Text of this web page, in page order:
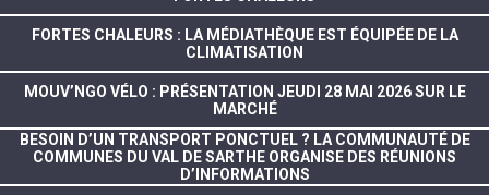
FORTES CHALEURS : LA MÉDIATHÈQUE EST ÉQUIPÉE DE LA
CLIMATISATION
MOUV’NGO VÉLO : PRÉSENTATION JEUDI 28 MAI 2026 SUR LE
MARCHÉ
BESOIN D’UN TRANSPORT PONCTUEL ? LA COMMUNAUTÉ DE
COMMUNES DU VAL DE SARTHE ORGANISE DES RÉUNIONS
D’INFORMATIONS